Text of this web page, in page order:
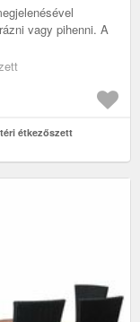
vagy pihenni. A
étkezőszett